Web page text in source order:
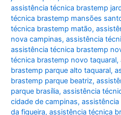
assistência técnica brastemp
técnica brastemp mansões
técnica brastemp matão,
nova campinas,assistência
assistência técnica brastemp
técnica brastemp novo taquaral,
brastemp parque alto taquaral,
brastemp parque beatriz,
parque brasília,assistência
cidade de campinas,
da figueira,assistência técnica